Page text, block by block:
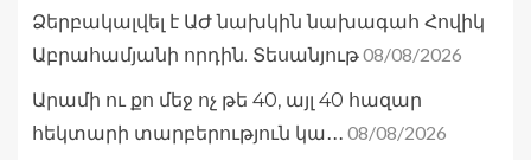
Ձերբակալվել է ԱԺ նախկին նախագահ Հովիկ
Աբրահամյանի որդին. Տեսանյութ08/08/2026
Արամի ու քո մեջ ոչ թե 40, այլ 40 հազար
հեկտարի տարբերություն կա․․․ 08/08/2026